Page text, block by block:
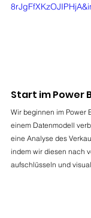
Start im Power
Wir beginnen im Power
einem Datenmodell
eine Analyse des
indem wir diesen nach
aufschlüsseln und